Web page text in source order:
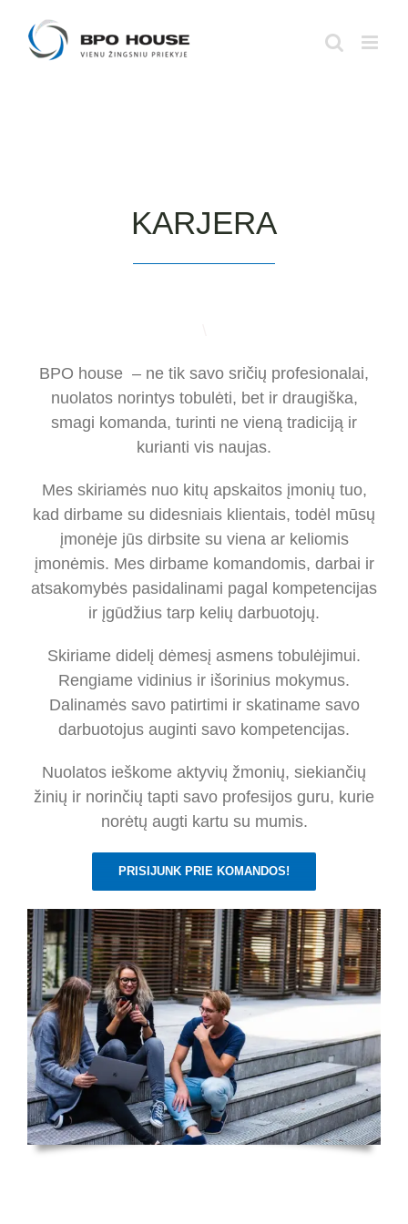
content
KARJERA
BPO house – ne tik savo sričių profesionalai,
nuolatos norintys tobulėti, bet ir draugiška,
smagi komanda, turinti ne vieną tradiciją ir
kurianti vis naujas.
Mes skiriamės nuo kitų apskaitos įmonių tuo,
kad dirbame su didesniais klientais, todėl mūsų
įmonėje jūs dirbsite su viena ar keliomis
įmonėmis. Mes dirbame komandomis, darbai ir
atsakomybės pasidalinami pagal kompetencijas
ir įgūdžius tarp kelių darbuotojų.
Skiriame didelį dėmesį asmens tobulėjimui.
Rengiame vidinius ir išorinius mokymus.
Dalinamės savo patirtimi ir skatiname savo
darbuotojus auginti savo kompetencijas.
Nuolatos ieškome aktyvių žmonių, siekiančių
žinių ir norinčių tapti savo profesijos guru, kurie
norėtų augti kartu su mumis.
PRISIJUNK PRIE KOMANDOS!